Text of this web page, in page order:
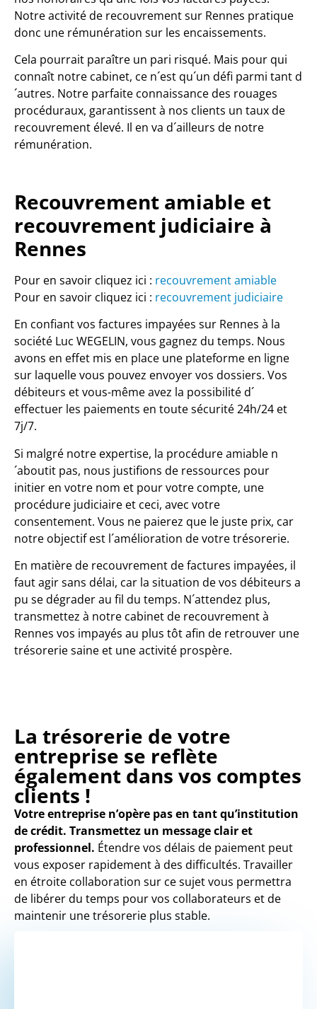
Notre activité de recouvrement sur Rennes pratique
donc une rémunération sur les encaissements.
Cela pourrait paraître un pari risqué. Mais pour qui
connaît notre cabinet, ce n´est qu´un défi parmi tant d
´autres. Notre parfaite connaissance des rouages
procéduraux, garantissent à nos clients un taux de
recouvrement élevé. Il en va d´ailleurs de notre
rémunération.
Recouvrement amiable et
recouvrement judiciaire à
Rennes
Pour en savoir cliquez ici : recouvrement amiable
Pour en savoir cliquez ici : recouvrement judiciaire
En confiant vos factures impayées sur Rennes à la
société Luc WEGELIN, vous gagnez du temps. Nous
avons en effet mis en place une plateforme en ligne
sur laquelle vous pouvez envoyer vos dossiers. Vos
débiteurs et vous-même avez la possibilité d´
effectuer les paiements en toute sécurité 24h/24 et
7j/7.
Si malgré notre expertise, la procédure amiable n
´aboutit pas, nous justifions de ressources pour
initier en votre nom et pour votre compte, une
procédure judiciaire et ceci, avec votre
consentement. Vous ne paierez que le juste prix, car
notre objectif est l´amélioration de votre trésorerie.
En matière de recouvrement de factures impayées, il
faut agir sans délai, car la situation de vos débiteurs a
pu se dégrader au fil du temps. N´attendez plus,
transmettez à notre cabinet de recouvrement à
Rennes vos impayés au plus tôt afin de retrouver une
trésorerie saine et une activité prospère.
La trésorerie de votre
entreprise se reflète
également dans vos comptes
clients !
Votre entreprise n’opère pas en tant qu’institution
de crédit. Transmettez un message clair et
professionnel. Étendre vos délais de paiement peut
vous exposer rapidement à des difficultés. Travailler
en étroite collaboration sur ce sujet vous permettra
de libérer du temps pour vos collaborateurs et de
maintenir une trésorerie plus stable.